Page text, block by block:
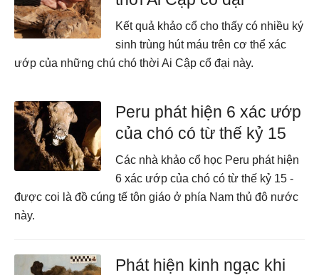
Kết quả khảo cổ cho thấy có nhiều ký
sinh trùng hút máu trên cơ thể xác
ướp của những chú chó thời Ai Cập cổ đại này.
Peru phát hiện 6 xác ướp
của chó có từ thế kỷ 15
Các nhà khảo cổ học Peru phát hiện
6 xác ướp của chó có từ thế kỷ 15 -
được coi là đồ cúng tế tôn giáo ở phía Nam thủ đô nước
này.
Phát hiện kinh ngạc khi